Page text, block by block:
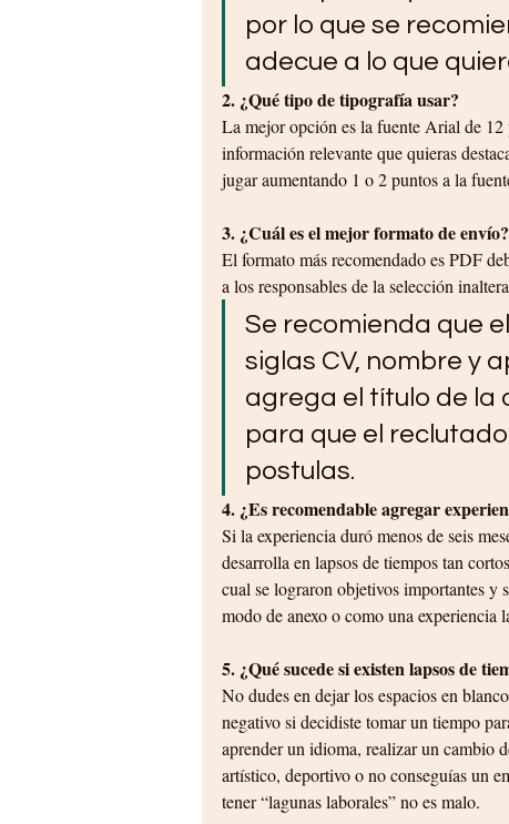
por lo que se
adecue a lo que
2. ¿Qué tipo de tipografía usar?
La mejor opción es la fuente Arial de
información relevante que quieras
jugar aumentando 1 o 2 puntos a la
3. ¿Cuál es el mejor formato de envío?
El formato más recomendado es PDF
a los responsables de la selección
Se recomienda que
siglas CV, nombre y
agrega el título de la
para que el
postulas.
4. ¿Es recomendable agregar
Si la experiencia duró menos de seis
desarrolla en lapsos de tiempos tan
cual se lograron objetivos importantes y
modo de anexo o como una experiencia
5. ¿Qué sucede si existen lapsos de
No dudes en dejar los espacios en
negativo si decidiste tomar un tiempo
aprender un idioma, realizar un cambio
artístico, deportivo o no conseguías un
tener “lagunas laborales” no es malo.